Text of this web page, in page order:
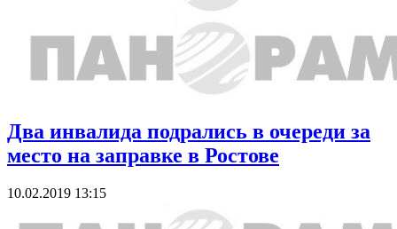
Два инвалида подрались в очереди за
место на заправке в Ростове
10.02.2019 13:15